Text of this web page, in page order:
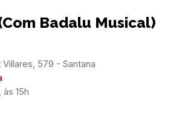
Badalu Musical)
15h